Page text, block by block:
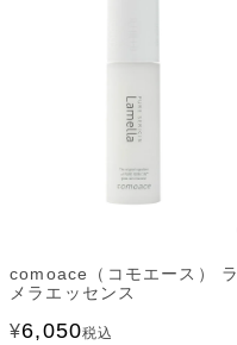
comoace（コモエース） ラ
メラエッセンス
¥6,050税込